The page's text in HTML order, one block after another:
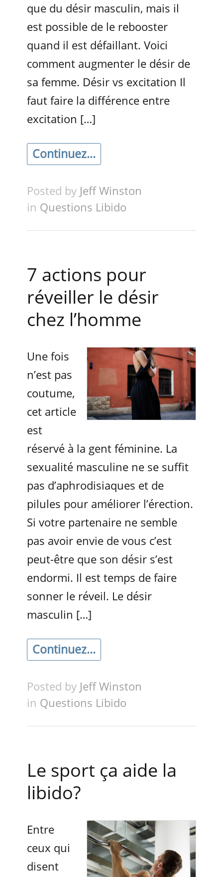
que du désir masculin, mais il
est possible de le rebooster
quand il est défaillant. Voici
comment augmenter le désir de
sa femme. Désir vs excitation Il
faut faire la différence entre
excitation […]
Continuez...
Posted by Jeff Winston
in Questions Libido
7 actions pour
réveiller le désir
chez l’homme
Une fois
n’est pas
coutume,
cet article
est
réservé à la gent féminine. La
sexualité masculine ne se suffit
pas d’aphrodisiaques et de
pilules pour améliorer l’érection.
Si votre partenaire ne semble
pas avoir envie de vous c’est
peut-être que son désir s’est
endormi. Il est temps de faire
sonner le réveil. Le désir
masculin […]
Continuez...
Posted by Jeff Winston
in Questions Libido
Le sport ça aide la
libido?
Entre
ceux qui
disent